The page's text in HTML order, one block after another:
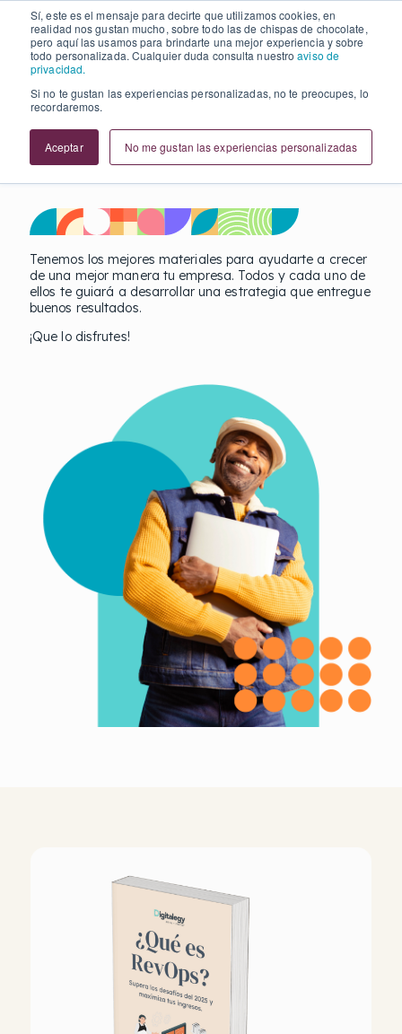
Sí, este es el mensaje para decirte que utilizamos cookies, en
realidad nos gustan mucho, sobre todo las de chispas de chocolate,
pero aquí las usamos para brindarte una mejor experiencia y sobre
todo personalizada. Cualquier duda consulta nuestroaviso de
privacidad.
Si no te gustan las experiencias personalizadas, no te preocupes, lo
recordaremos.
Aceptar No me gustan las experiencias personalizadas
Recursos
Partnerships
eBooks
Tenemos los mejores materiales para ayudarte a crecer
de una mejor manera tu empresa. Todos y cada uno de
ellos te guiará a desarrollar una estrategia que entregue
buenos resultados.
¡Que lo disfrutes!